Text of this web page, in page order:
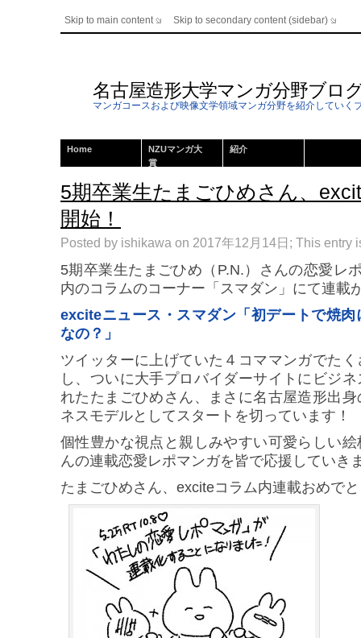
Skip to main content Skip to secondary content (sidebar)
名古屋造形大学マンガ分野ブロ
マンガコースおよび映像文学領域マンガ分野を紹介していく
Home
NZUマンガ大
賞
紹介
5期卒業生たまごひめさん、
開始！
Posted by ishikawa on 2017年12月14日; This entry
5期卒業生たまごひめ（P.N.）さんの恋愛レ
内のコラムのコーナー「スマダン」にて連載
exciteニュース・スマダン「初デートで焼
なの？」
ツイッターに上げていた４コママンガでた
し、ついに大手プロバイダーサイトにビジ
れたたまごひめさん、まさに名古屋造形出
ネスモデルとしてスタートを切っています！
個性豊かな視点と親しみやすい可愛らしい
んの連載恋愛レポマンガを皆で応援していき
たまごひめさん、exciteコラム内連載おめで